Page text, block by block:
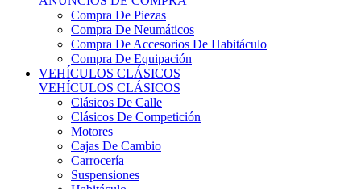
Compra De Neumáticos
Compra De Accesorios De Habitáculo
Compra De Equipación
VEHÍCULOS CLÁSICOS
VEHÍCULOS CLÁSICOS
Clásicos De Calle
Clásicos De Competición
Motores
Cajas De Cambio
Carrocería
Suspensiones
Habitáculo
Llantas